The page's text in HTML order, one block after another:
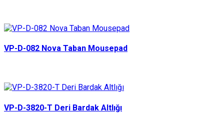
VP-D-082 Nova Taban Mousepad
VP-D-3820-T Deri Bardak Altlığı